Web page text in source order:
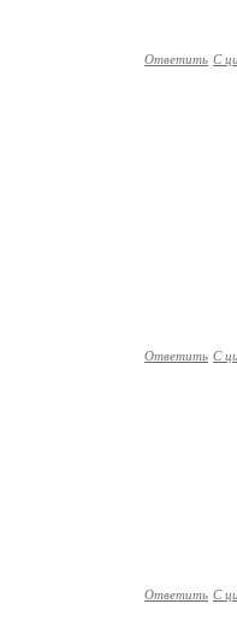
Ответить С
Ответить С
Ответить С